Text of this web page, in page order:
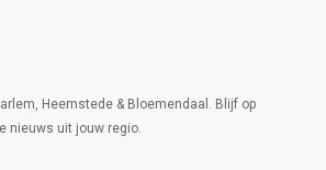
Heemstede & Bloemendaal. Blijf op
nieuws uit jouw regio.